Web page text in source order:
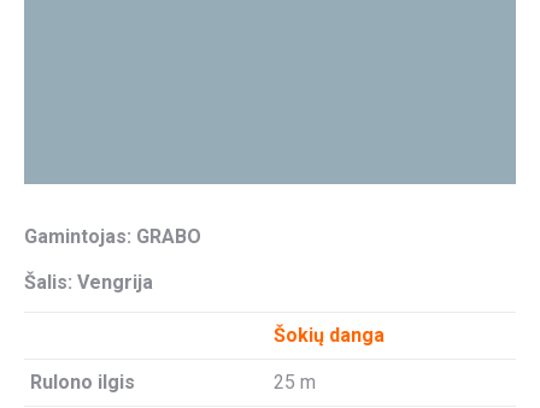
Gamintojas: GRABO
Šalis: Vengrija
Šokių danga
Rulono ilgis 25 m